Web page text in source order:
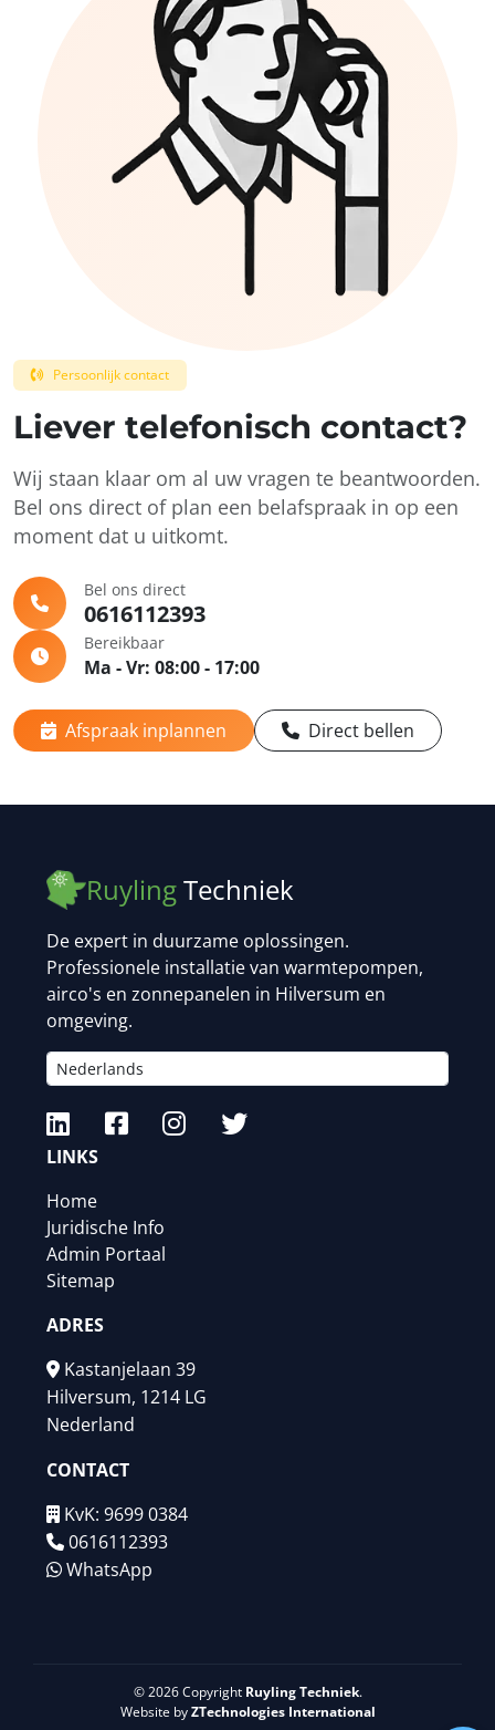
Persoonlijk contact
Liever telefonisch contact?
Wij staan klaar om al uw vragen te beantwoorden.
Bel ons direct of plan een belafspraak in op een
moment dat u uitkomt.
Bel ons direct
0616112393
Bereikbaar
Ma - Vr: 08:00 - 17:00
Afspraak inplannen Direct bellen
RuylingTechniek
De expert in duurzame oplossingen.
Professionele installatie van warmtepompen,
airco's en zonnepanelen in Hilversum en
omgeving.
LINKS
Home
Juridische Info
Admin Portaal
Sitemap
ADRES
Kastanjelaan 39
Hilversum, 1214 LG
Nederland
CONTACT
KvK: 9699 0384
0616112393
WhatsApp
© 2026 Copyright Ruyling Techniek.
Website byZTechnologies International